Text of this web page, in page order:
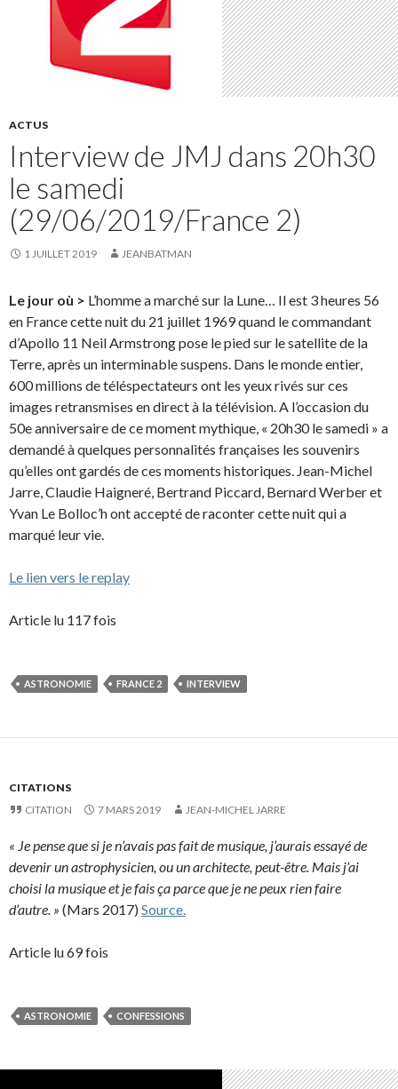
ACTUS
Interview de JMJ dans 20h30
le samedi
(29/06/2019/France 2)
1 JUILLET 2019 JEANBATMAN
Le jour où > L’homme a marché sur la Lune… Il est 3 heures 56
en France cette nuit du 21 juillet 1969 quand le commandant
d’Apollo 11 Neil Armstrong pose le pied sur le satellite de la
Terre, après un interminable suspens. Dans le monde entier,
600 millions de téléspectateurs ont les yeux rivés sur ces
images retransmises en direct à la télévision. A l’occasion du
50e anniversaire de ce moment mythique, « 20h30 le samedi » a
demandé à quelques personnalités françaises les souvenirs
qu’elles ont gardés de ces moments historiques. Jean-Michel
Jarre, Claudie Haigneré, Bertrand Piccard, Bernard Werber et
Yvan Le Bolloc’h ont accepté de raconter cette nuit qui a
marqué leur vie.
Le lien vers le replay
Article lu 117 fois
ASTRONOMIE FRANCE 2 INTERVIEW
CITATIONS
CITATION
7 MARS 2019 JEAN-MICHEL JARRE
« Je pense que si je n’avais pas fait de musique, j’aurais essayé de
devenir un astrophysicien, ou un architecte, peut-être. Mais j’ai
choisi la musique et je fais ça parce que je ne peux rien faire
d’autre. » (Mars 2017) Source.
Article lu 69 fois
ASTRONOMIE CONFESSIONS